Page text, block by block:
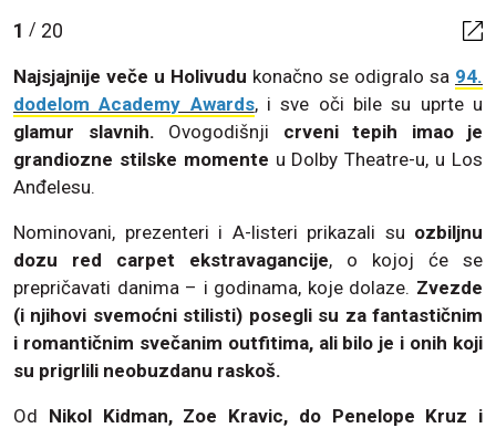
1 / 20
Najsjajnije veče u Holivudu konačno se odigralo sa 94.
dodelom Academy Awards, i sve oči bile su uprte u
glamur slavnih. Ovogodišnji crveni tepih imao je
grandiozne stilske momente u Dolby Theatre-u, u Los
Anđelesu.
Nominovani, prezenteri i A-listeri prikazali su ozbiljnu
dozu red carpet ekstravagancije, o kojoj će se
prepričavati danima – i godinama, koje dolaze. Zvezde
(i njihovi svemoćni stilisti) posegli su za fantastičnim
i romantičnim svečanim outfitima, ali bilo je i onih koji
su prigrlili neobuzdanu raskoš.
Od Nikol Kidman, Zoe Kravic, do Penelope Kruz i